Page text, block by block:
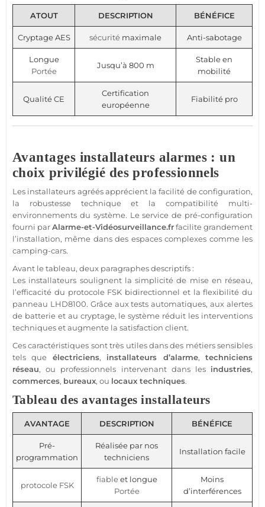
ATOUT DESCRIPTION BÉNÉFICE
Cryptage AES sécurité maximale Anti-sabotage
Longue
Portée
Jusqu’à 800 m
Stable en
mobilité
Qualité CE
Certification
européenne
Fiabilité pro
Avantages installateurs alarmes : un
choix privilégié des professionnels
Les installateurs agréés apprécient la facilité de configuration,
la robustesse technique et la compatibilité multi-
environnements du système. Le service de pré-configuration
fourni parAlarme-et-Vidéosurveillance.frfacilite grandement
l’installation, même dans des espaces complexes comme les
camping-cars.
Avant le tableau, deux paragraphes descriptifs :
Les installateurs soulignent la simplicité de mise en réseau,
l’efficacité du protocole FSK bidirectionnel et la flexibilité du
panneau LHD8100. Grâce aux tests automatiques, aux alertes
de batterie et au cryptage, lesystème réduit les interventions
techniques et augmente la satisfaction client.
Ces caractéristiques sont très utiles dans des métiers sensibles
tels que électriciens, installateurs d’alarme,techniciens
réseau, ou professionnels intervenant dans les industries,
commerces, bureaux, ou locaux techniques.
Tableau des avantages installateurs
AVANTAGE DESCRIPTION BÉNÉFICE
Pré-
programmation
Réalisée par nos
techniciens
Installation facile
protocole FSK
fiableet longue
Portée
Moins
d’interférences